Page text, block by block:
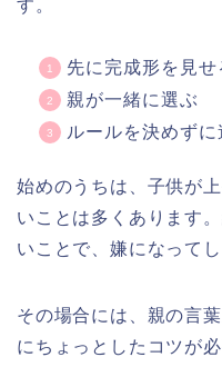
す。
先に完成形を見せ
親が一緒に選ぶ
ルールを決めずに
始めのうちは、子供が
いことは多くあります
いことで、嫌になって
その場合には、親の言
にちょっとしたコツが